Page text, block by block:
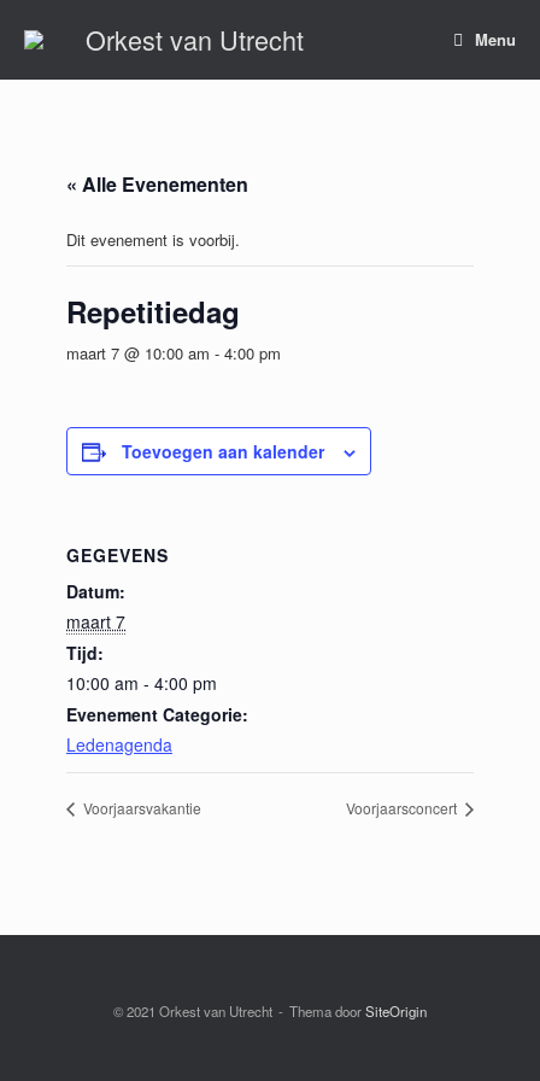
naar
inhoud
Orkest van Utrecht Menu
« Alle Evenementen
Dit evenement is voorbij.
Repetitiedag
maart 7 @ 10:00 am - 4:00 pm
Toevoegen aan kalender
GEGEVENS
Datum:
maart 7
Tijd:
10:00 am - 4:00 pm
Evenement Categorie:
Ledenagenda
Voorjaarsvakantie Voorjaarsconcert
© 2021 Orkest van Utrecht Thema doorSiteOrigin